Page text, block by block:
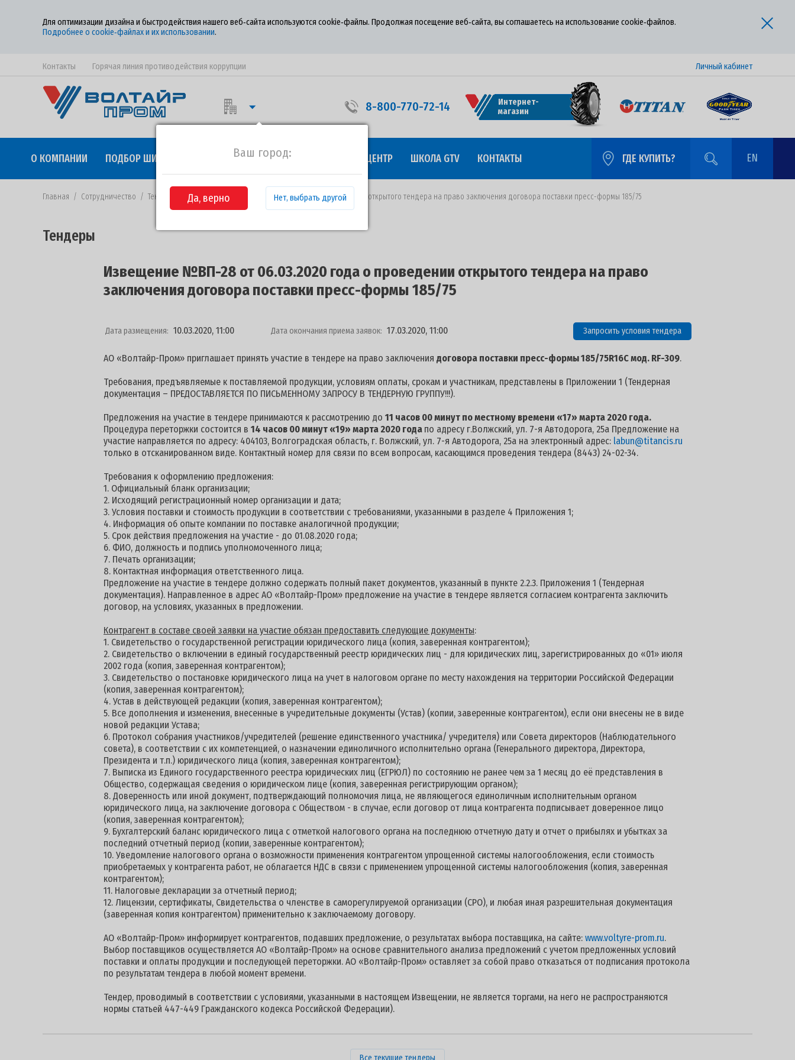
Для оптимизации дизайна и быстродействия нашего веб‑сайта используются cookie‑файлы. Продолжая посещение веб‑сайта, вы соглашаетесь на использование cookie‑файлов.
Подробнее о cookie‑файлах и их использовании.
Контакты Горячая линия противодействия коррупции Личный кабинет
Ваш город:
Да, верно Нет, выбрать другой
8-800-770-72-14
Интернет-
магазин
О КОМПАНИИ ПОДБОР ШИН СОТРУДНИЧЕСТВО ПРЕСС-ЦЕНТР ШКОЛА GTV КОНТАКТЫ ГДЕ КУПИТЬ? EN
Главная / Сотрудничество / Тендеры Извещение №ВП-28 от 06.03.2020 года о проведении открытого тендера на право заключения договора поставки пресс-формы 185/75
Тендеры
Извещение №ВП-28 от 06.03.2020 года о проведении открытого тендера на право
заключения договора поставки пресс-формы 185/75
Дата размещения: 10.03.2020, 11:00 Дата окончания приема заявок: 17.03.2020, 11:00 Запросить условия тендера
АО «Волтайр-Пром» приглашает принять участие в тендере на право заключения договора поставки пресс-формы 185/75R16С мод. RF-309.
Требования, предъявляемые к поставляемой продукции, условиям оплаты, срокам и участникам, представлены в Приложении 1 (Тендерная
документация – ПРЕДОСТАВЛЯЕТСЯ ПО ПИСЬМЕННОМУ ЗАПРОСУ В ТЕНДЕРНУЮ ГРУППУ!!!).
Предложения на участие в тендере принимаются к рассмотрению до 11 часов 00 минут по местному времени «17» марта 2020 года.
Процедура переторжки состоится в 14 часов 00 минут «19» марта 2020 года по адресу г.Волжский, ул. 7-я Автодорога, 25а Предложение на
участие направляется по адресу: 404103, Волгоградская область, г. Волжский, ул. 7-я Автодорога, 25а на электронный адрес: labun@titancis.ru
только в отсканированном виде. Контактный номер для связи по всем вопросам, касающимся проведения тендера (8443) 24-02-34.
Требования к оформлению предложения:
1. Официальный бланк организации;
2. Исходящий регистрационный номер организации и дата;
3. Условия поставки и стоимость продукции в соответствии с требованиями, указанными в разделе 4 Приложения 1;
4. Информация об опыте компании по поставке аналогичной продукции;
5. Срок действия предложения на участие - до 01.08.2020 года;
6. ФИО, должность и подпись уполномоченного лица;
7. Печать организации;
8. Контактная информация ответственного лица.
Предложение на участие в тендере должно содержать полный пакет документов, указанный в пункте 2.2.3. Приложения 1 (Тендерная
документация). Направленное в адрес АО «Волтайр-Пром» предложение на участие в тендере является согласием контрагента заключить
договор, на условиях, указанных в предложении.
Контрагент в составе своей заявки на участие обязан предоставить следующие документы:
1. Свидетельство о государственной регистрации юридического лица (копия, заверенная контрагентом);
2. Свидетельство о включении в единый государственный реестр юридических лиц - для юридических лиц, зарегистрированных до «01» июля
2002 года (копия, заверенная контрагентом);
3. Свидетельство о постановке юридического лица на учет в налоговом органе по месту нахождения на территории Российской Федерации
(копия, заверенная контрагентом);
4. Устав в действующей редакции (копия, заверенная контрагентом);
5. Все дополнения и изменения, внесенные в учредительные документы (Устав) (копии, заверенные контрагентом), если они внесены не в виде
новой редакции Устава;
6. Протокол собрания участников/учредителей (решение единственного участника/ учредителя) или Совета директоров (Наблюдательного
совета), в соответствии с их компетенцией, о назначении единоличного исполнительно органа (Генерального директора, Директора,
Президента и т.п.) юридического лица (копия, заверенная контрагентом);
7. Выписка из Единого государственного реестра юридических лиц (ЕГРЮЛ) по состоянию не ранее чем за 1 месяц до её представления в
Общество, содержащая сведения о юридическом лице (копия, заверенная регистрирующим органом);
8. Доверенность или иной документ, подтверждающий полномочия лица, не являющегося единоличным исполнительным органом
юридического лица, на заключение договора с Обществом - в случае, если договор от лица контрагента подписывает доверенное лицо
(копия, заверенная контрагентом);
9. Бухгалтерский баланс юридического лица с отметкой налогового органа на последнюю отчетную дату и отчет о прибылях и убытках за
последний отчетный период (копии, заверенные контрагентом);
10. Уведомление налогового органа о возможности применения контрагентом упрощенной системы налогообложения, если стоимость
приобретаемых у контрагента работ, не облагается НДС в связи с применением упрощенной системы налогообложения (копия, заверенная
контрагентом);
11. Налоговые декларации за отчетный период;
12. Лицензии, сертификаты, Свидетельства о членстве в саморегулируемой организации (СРО), и любая иная разрешительная документация
(заверенная копия контрагентом) применительно к заключаемому договору.
АО «Волтайр-Пром» информирует контрагентов, подавших предложение, о результатах выбора поставщика, на сайте: www.voltyre-prom.ru.
Выбор поставщиков осуществляется АО «Волтайр-Пром» на основе сравнительного анализа предложений с учетом предложенных условий
поставки и оплаты продукции и последующей переторжки. АО «Волтайр-Пром» оставляет за собой право отказаться от подписания протокола
по результатам тендера в любой момент времени.
Тендер, проводимый в соответствии с условиями, указанными в настоящем Извещении, не является торгами, на него не распространяются
нормы статьей 447-449 Гражданского кодекса Российской Федерации).
Все текущие тендеры